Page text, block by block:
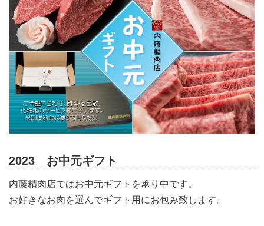
2023 お中元ギフト
内藤精肉店ではお中元ギフトを承り中です。
お好きなお肉を選んでギフト用にお包み致します。